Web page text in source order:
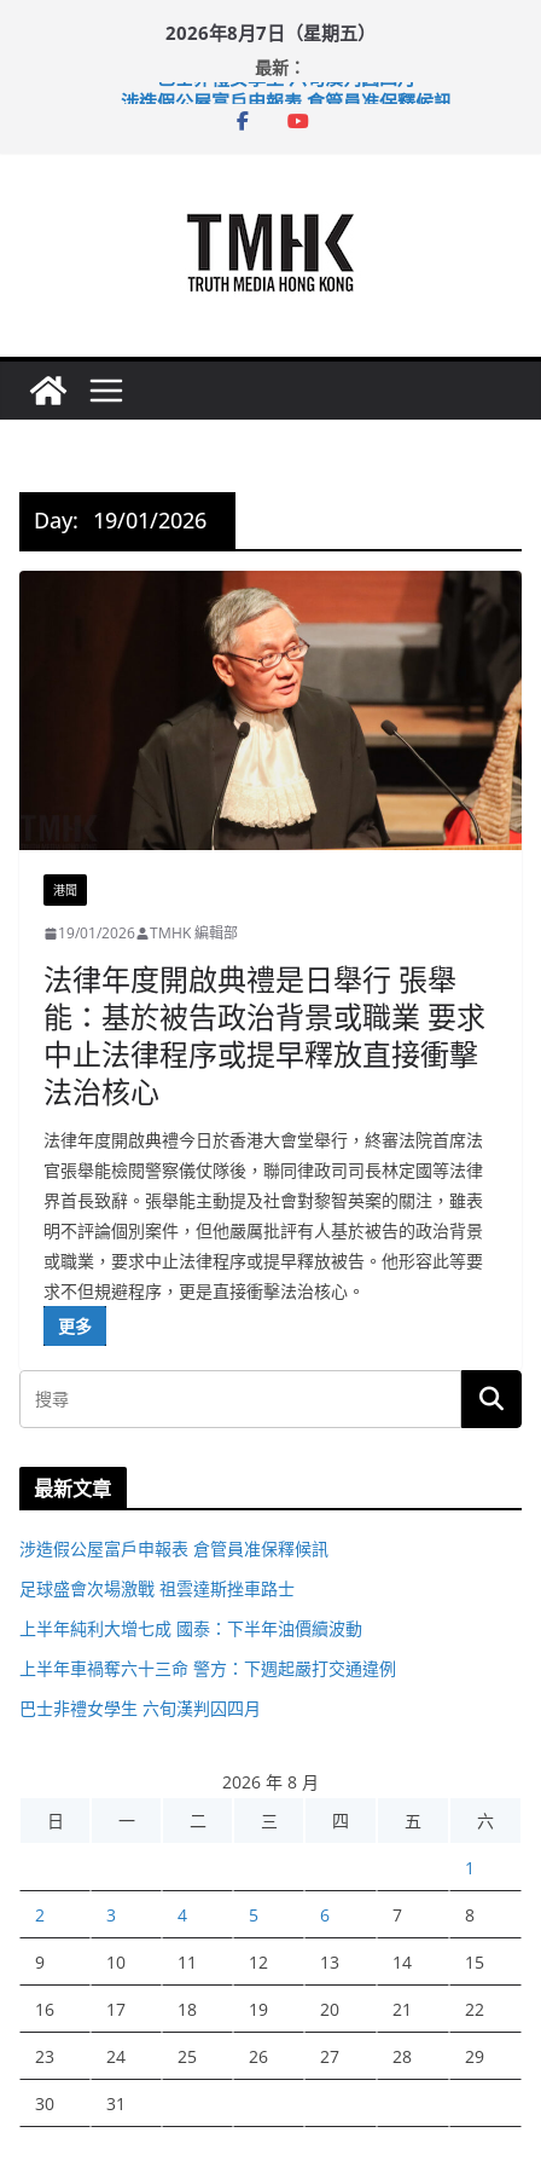
2026年8月7日（星期五）
最新：
巴士非禮女學生 六旬漢判囚四月
涉造假公屋富戶申報表 倉管員准保釋候訊
足球盛會次場激戰 祖雲達斯挫車路士
Day: 19/01/2026
港聞
19/01/2026 TMHK 編輯部
法律年度開啟典禮是日舉行 張舉
能：基於被告政治背景或職業 要求
中止法律程序或提早釋放直接衝擊
法治核心
法律年度開啟典禮今日於香港大會堂舉行，終審法院首席法
官張舉能檢閱警察儀仗隊後，聯同律政司司長林定國等法律
界首長致辭。張舉能主動提及社會對黎智英案的關注，雖表
明不評論個別案件，但他嚴厲批評有人基於被告的政治背景
或職業，要求中止法律程序或提早釋放被告。他形容此等要
求不但規避程序，更是直接衝擊法治核心。
更多
最新文章
涉造假公屋富戶申報表 倉管員准保釋候訊
足球盛會次場激戰 祖雲達斯挫車路士
上半年純利大增七成 國泰：下半年油價續波動
上半年車禍奪六十三命 警方：下週起嚴打交通違例
巴士非禮女學生 六旬漢判囚四月
2026 年 8 月
日
一 二 三 四 五 六
1
2 3 4 5 6 7 8
9 10 11 12 13 14 15
16 17 18 19 20 21 22
23 24 25 26 27 28 29
30 31